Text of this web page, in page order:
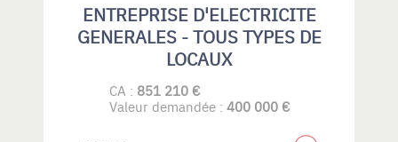
ENTREPRISE D'ELECTRICITE
GENERALES - TOUS TYPES DE
LOCAUX
CA : 851 210 €
Valeur demandée : 400 000 €